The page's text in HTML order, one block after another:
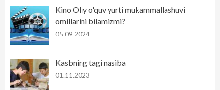
Kino Oliy o'quv yurti mukammallashuvi
omillarini bilamizmi?
05.09.2024
Kasbning tagi nasiba
01.11.2023